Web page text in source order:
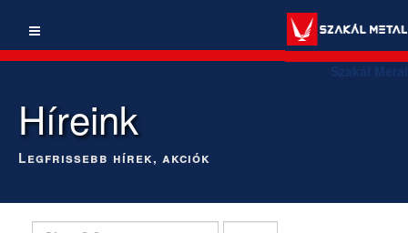
Szakál Metal
Híreink
Legfrissebb hírek, akciók
Címszűrő
Tételek